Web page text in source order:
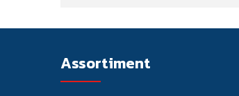
Assortiment